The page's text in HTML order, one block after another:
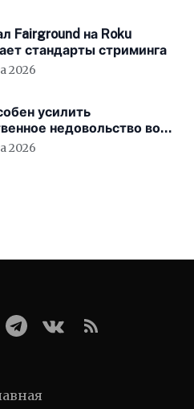
Fairground на Roku
стандарты стриминга
2026
усилить
недовольство во
2026